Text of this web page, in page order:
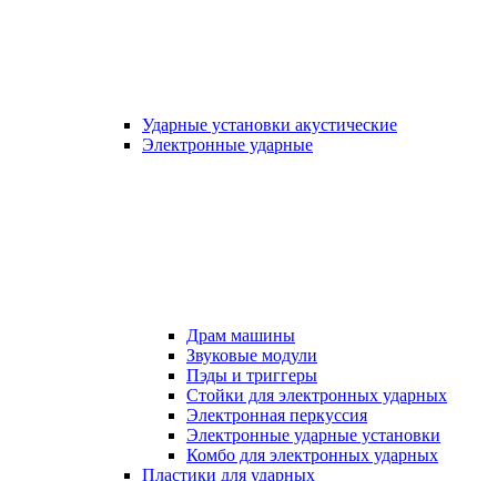
Ударные установки акустические
Электронные ударные
Драм машины
Звуковые модули
Пэды и триггеры
Стойки для электронных ударных
Электронная перкуссия
Электронные ударные установки
Комбо для электронных ударных
Пластики для ударных